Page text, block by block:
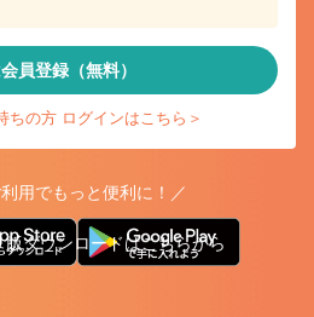
員登録（無料）
ちの方 ログインはこちら＞
用でもっと便利に！／
版ダウンロードはこちらから